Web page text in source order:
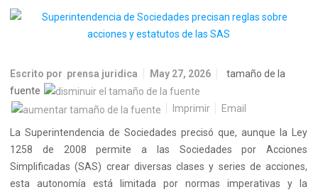
Escrito por prensa juridica May 27, 2026
tamaño de la
fuente
Imprimir
Email
La Superintendencia de Sociedades precisó que, aunque la Ley
1258 de 2008 permite a las Sociedades por Acciones
Simplificadas (SAS) crear diversas clases y series de acciones,
esta autonomía está limitada por normas imperativas y la